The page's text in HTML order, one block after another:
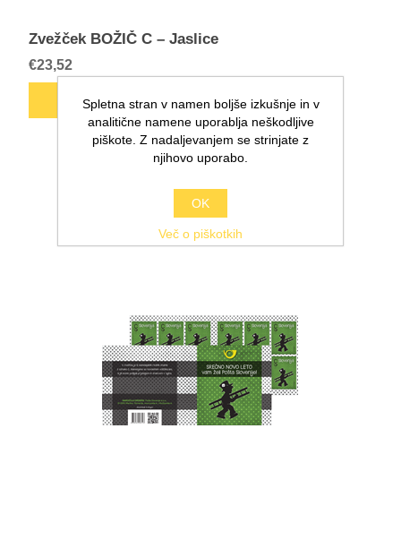
Zvežček BOŽIČ C – Jaslice
€23,52
Spletna stran v namen boljše izkušnje in v
analitične namene uporablja neškodljive
piškote. Z nadaljevanjem se strinjate z
njihovo uporabo.
OK
Več o piškotkih